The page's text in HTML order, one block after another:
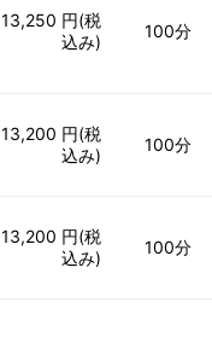
13,250 円(税
込み)
100分
13,200 円(税
込み)
100分
13,200 円(税
込み)
100分